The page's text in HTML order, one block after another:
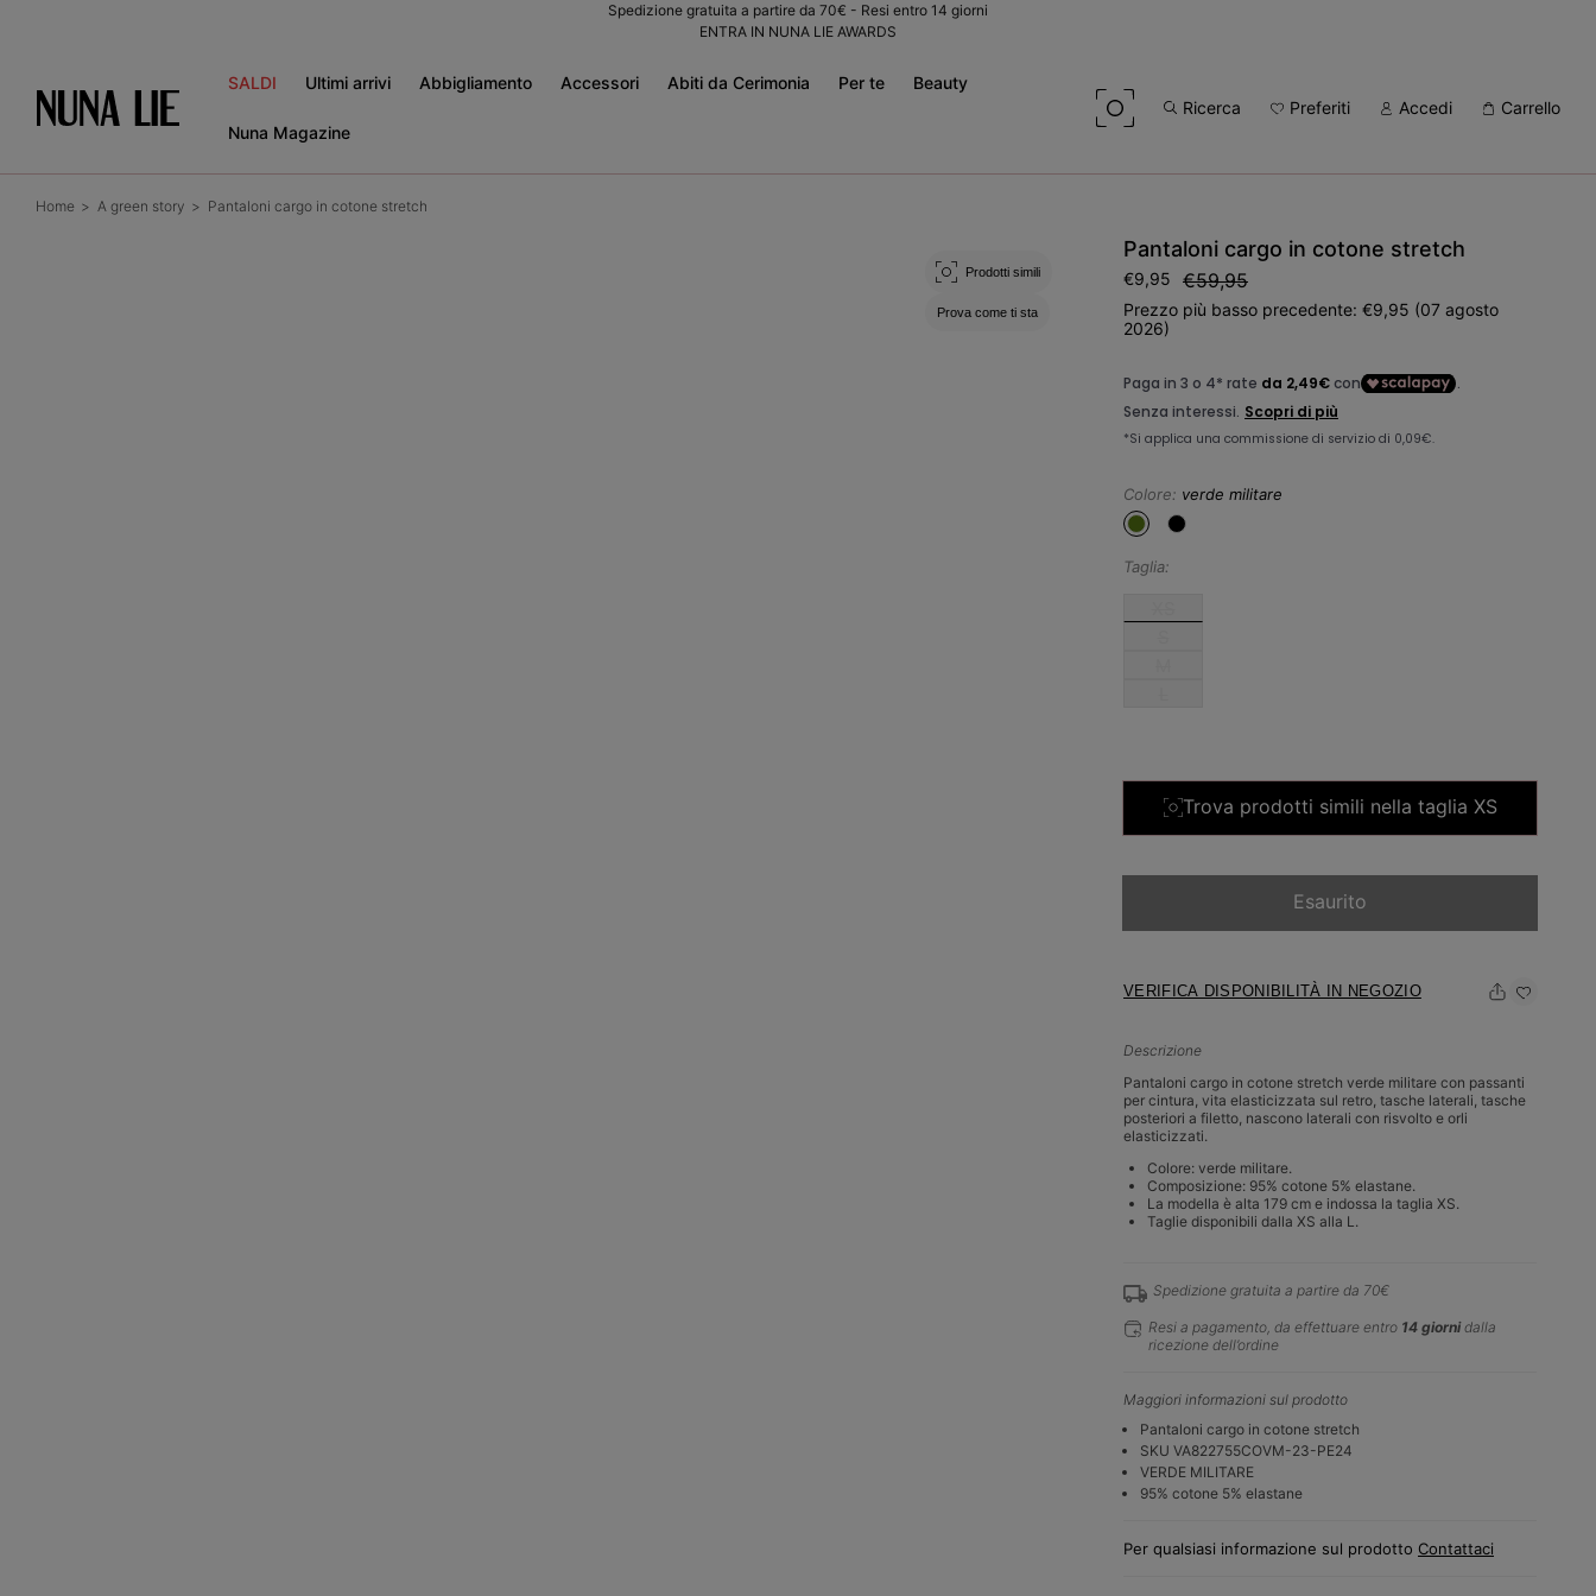
Spedizione gratuita a partire da 70€ - Resi entro 14 giorni
ENTRA IN NUNA LIE AWARDS
SALDI Ultimi arrivi Abbigliamento Accessori Abiti da Cerimonia Per te Beauty
Nuna Magazine
Ricerca Preferiti Accedi Carrello
Home A green story Pantaloni cargo in cotone stretch
Prodotti simili
Prova come ti sta
Pantaloni cargo in cotone stretch
Prezzo
di
vendita
€9,95
Prezzo
di
€59,95
Prezzo più basso precedente: €9,95 (07 agosto
2026)
Colore: verde militare
Taglia:
Trova prodotti simili nella taglia XS
Esaurito
VERIFICA DISPONIBILITÀ IN NEGOZIO
Descrizione
Pantaloni cargo in cotone stretch verde militare con passanti
per cintura, vita elasticizzata sul retro, tasche laterali, tasche
posteriori a filetto, nascono laterali con risvolto e orli
elasticizzati.
Colore: verde militare.
Composizione: 95% cotone 5% elastane.
La modella è alta 179 cm e indossa la taglia XS.
Taglie disponibili dalla XS alla L.
Spedizione gratuita a partire da 70€
Resi a pagamento, da effettuare entro 14 giornidalla
ricezione dell’ordine
Maggiori informazioni sul prodotto
Pantaloni cargo in cotone stretch
SKU VA822755COVM-23-PE24
VERDE MILITARE
95% cotone 5% elastane
Per qualsiasi informazione sul prodotto Contattaci